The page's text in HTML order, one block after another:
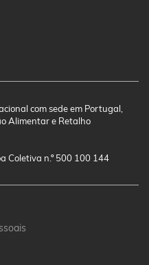
com sede em Portugal,
Alimentar e Retalho
Coletiva n.º 500 100 144